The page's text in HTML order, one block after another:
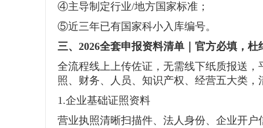
④主导制定行业/地方国家标准；
⑤近三年已有国家科小入库编号。
三、2026全套申报资料清单｜官方必填，杜
全流程线上上传佐证，无需线下纸质报送
照、财务、人员、知识产权、经营五大类
1.企业基础证照资料
营业执照清晰扫描件、法人身份、企业开